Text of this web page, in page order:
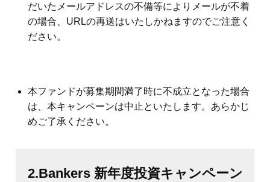
だいたメールアドレスの不備等によりメールが不着
の場合、URLの再送はいたしかねますのでご注意く
ださい。
本ファンドが募集期間満了時に不成立となった場合
は、本キャンペーンは中止といたします。あらかじ
めご了承ください。
2.Bankers 新年度投資キャンペーン